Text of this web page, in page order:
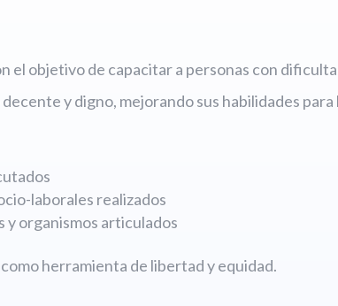
el objetivo de capacitar a personas con
y digno, mejorando sus habilidades para
laborales realizados
organismos articulados
herramienta de libertad y equidad.